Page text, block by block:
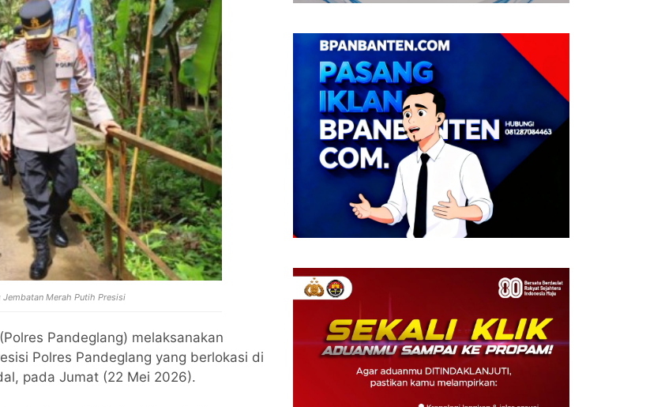
Merah Putih Presisi
Pandeglang) melaksanakan
Polres Pandeglang yang berlokasi di
pada Jumat (22 Mei 2026).